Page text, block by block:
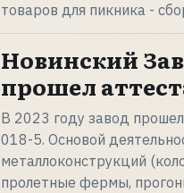
товаров для пикника -
Новинский
прошел
В 2023 году завод
018-5. Основой
металлоконструкций
пролетные фермы,